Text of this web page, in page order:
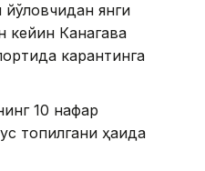
йўловчидан янги
кейин Канагава
карантинга
10 нафар
топилгани ҳақида